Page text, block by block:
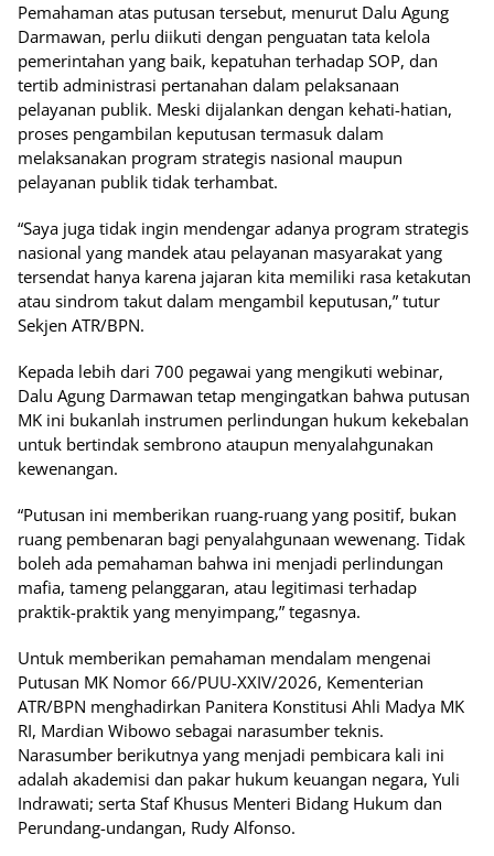
Pemahaman atas putusan tersebut, menurut Dalu Agung
Darmawan, perlu diikuti dengan penguatan tata kelola
pemerintahan yang baik, kepatuhan terhadap SOP, dan
tertib administrasi pertanahan dalam pelaksanaan
pelayanan publik. Meski dijalankan dengan kehati-hatian,
proses pengambilan keputusan termasuk dalam
melaksanakan program strategis nasional maupun
pelayanan publik tidak terhambat.
“Saya juga tidak ingin mendengar adanya program strategis
nasional yang mandek atau pelayanan masyarakat yang
tersendat hanya karena jajaran kita memiliki rasa ketakutan
atau sindrom takut dalam mengambil keputusan,” tutur
Sekjen ATR/BPN.
Kepada lebih dari 700 pegawai yang mengikuti webinar,
Dalu Agung Darmawan tetap mengingatkan bahwa putusan
MK ini bukanlah instrumen perlindungan hukum kekebalan
untuk bertindak sembrono ataupun menyalahgunakan
kewenangan.
“Putusan ini memberikan ruang-ruang yang positif, bukan
ruang pembenaran bagi penyalahgunaan wewenang. Tidak
boleh ada pemahaman bahwa ini menjadi perlindungan
mafia, tameng pelanggaran, atau legitimasi terhadap
praktik-praktik yang menyimpang,” tegasnya.
Untuk memberikan pemahaman mendalam mengenai
Putusan MK Nomor 66/PUU-XXIV/2026, Kementerian
ATR/BPN menghadirkan Panitera Konstitusi Ahli Madya MK
RI, Mardian Wibowo sebagai narasumber teknis.
Narasumber berikutnya yang menjadi pembicara kali ini
adalah akademisi dan pakar hukum keuangan negara, Yuli
Indrawati; serta Staf Khusus Menteri Bidang Hukum dan
Perundang-undangan, Rudy Alfonso.